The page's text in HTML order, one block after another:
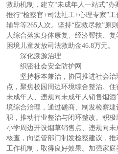
救助机制，建立“未成年人一站式”办
推行“检察官+司法社工+心理专家”
辅导等265人次。坚持“应救尽救”原
人综合落实身体康复、经济帮扶、
困境儿童发放司法救助金46.8万元。
深化溯源治理
织密社会安全防护网
坚持标本兼治，协同推进社会
点，聚焦校园周边环境综合整治、
未成年人、违规向未成年人销售烟
境综合治理，通过磋商、制发检察
职，推动行业整治与闭环整改。积
小学周边开设烟草销售点、违规向
核查，向监管部门制发检察建议，
工作机制，取得良好效果。加强家